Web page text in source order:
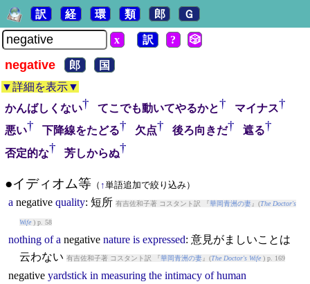
訳 経 環 類 郎 Ｇ
x 訳 ? 🎲
negative 郎
国
▼詳細を表示▼
かんばしくない† てこでも動いてやるかと† マイナス†
悪い† 下降線をたどる† 欠点† 後ろ向きだ† 遮る†
否定的な† 芳しからぬ†
●イディオム等（ ↑単語追加で絞り込み）
a negative quality: 短所 有吉佐和子著 コスタント訳 『華岡青洲の妻』(The Doctor's
Wife) p. 58
nothing of a negative nature is expressed: 意見がましいことは
云わない 有吉佐和子著 コスタント訳 『華岡青洲の妻』(The Doctor's Wife) p. 169
negative yardstick in measuring the intimacy of human